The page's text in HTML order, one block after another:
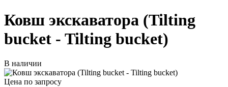
Ковш экскаватора (Tilting
bucket - Tilting bucket)
В наличии
Цена по запросу